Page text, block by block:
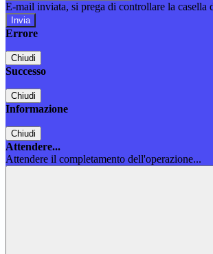
E-mail inviata, si prega di controllare la casella
Errore
Chiudi
Successo
Chiudi
Informazione
Chiudi
Attendere...
Attendere il completamento dell'operazione...